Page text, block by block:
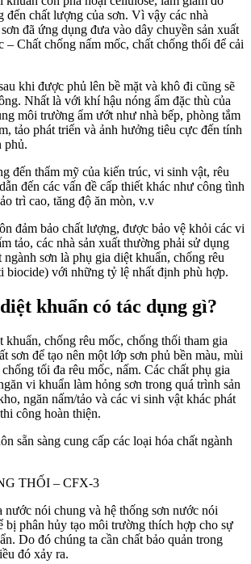
đến chất lượng của sơn. Vì vậy các nhà
đã ứng dụng đưa vào dây chuyền sản xuất
– Chất chống nấm mốc, chất chống thối để cải
khi được phủ lên bề mặt và khô đi cũng sẽ
Nhất là với khí hậu nóng ẩm đặc thù của
môi trường ẩm ướt như nhà bếp, phòng tắm
tảo phát triển và ảnh hưởng tiêu cực đến tính
phủ.
đến thẩm mỹ của kiến trúc, vi sinh vật, rêu
đến các vấn đề cấp thiết khác như công tình
trì cao, tăng độ ăn mòn, v.v
đảm bảo chất lượng, được bảo vệ khỏi các vi
tảo, các nhà sản xuất thường phải sử dụng
sơn là phụ gia diệt khuẩn, chống rêu
biocide) với những tỷ lệ nhất định phù hợp.
khuẩn có tác dụng gì?
khuẩn, chống rêu mốc, chống thối tham gia
sơn để tạo nên một lớp sơn phủ bền màu, mùi
tối đa rêu mốc, nấm. Các chất phụ gia
vi khuẩn làm hỏng sơn trong quá trình sản
ngăn nấm/tảo và các vi sinh vật khác phát
công hoàn thiện.
sẵn sàng cung cấp các loại hóa chất ngành
THỐI – CFX-3
nước nói chung và hệ thống sơn nước nói
bị phân hủy tạo môi trường thích hợp cho sự
Do đó chúng ta cần chất bảo quản trong
đó xảy ra.